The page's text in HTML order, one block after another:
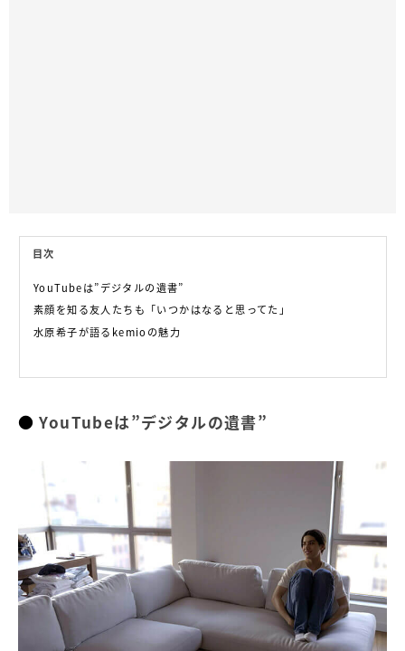
目次
YouTubeは”デジタルの遺書”
素顔を知る友人たちも「いつかはなると思ってた」
水原希子が語るkemioの魅力
YouTubeは”デジタルの遺書”